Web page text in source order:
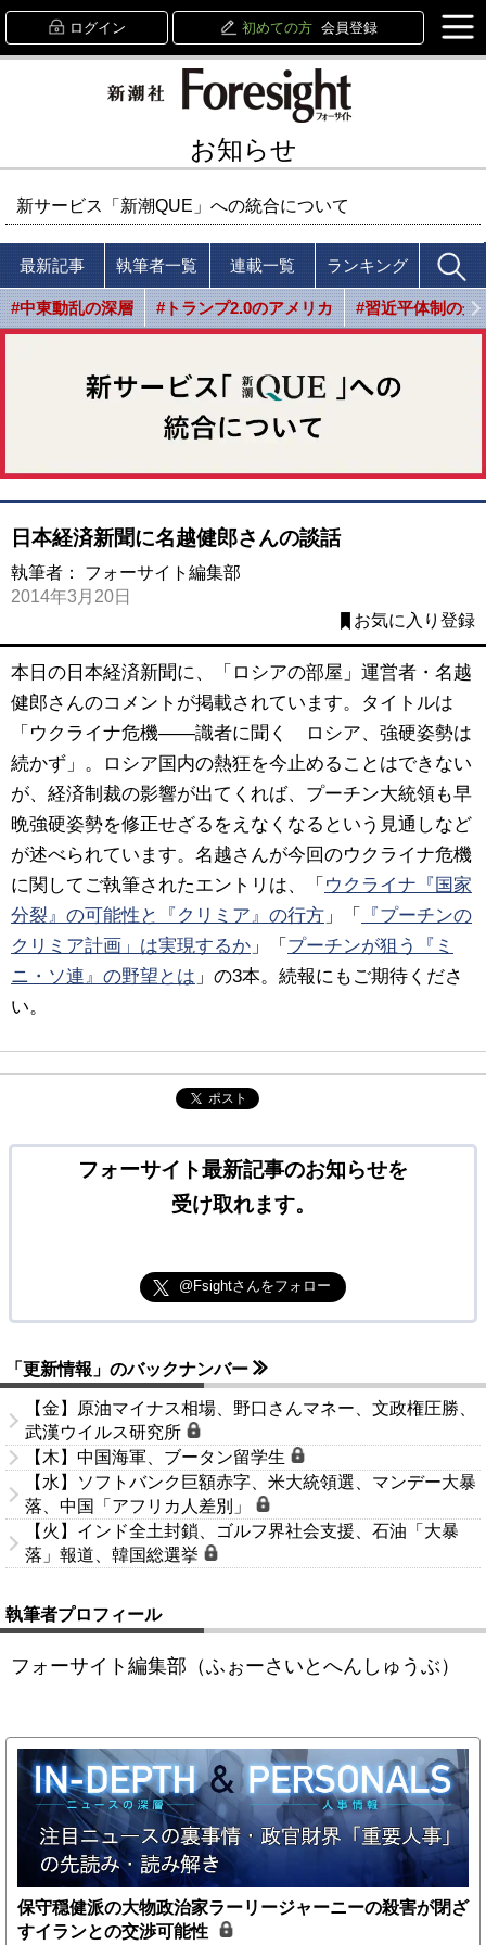
ログイン 初めての方 会員登録
お知らせ
新サービス「新潮QUE」への統合について
最新記事 執筆者一覧 連載一覧 ランキング
#中東動乱の深層 #トランプ2.0のアメリカ #習近平体制の光
日本経済新聞に名越健郎さんの談話
執筆者： フォーサイト編集部
2014年3月20日
お気に入り登録
本日の日本経済新聞に、「ロシアの部屋」運営者・名越
健郎さんのコメントが掲載されています。タイトルは
「ウクライナ危機――識者に聞く ロシア、強硬姿勢は
続かず」。ロシア国内の熱狂を今止めることはできない
が、経済制裁の影響が出てくれば、プーチン大統領も早
晩強硬姿勢を修正せざるをえなくなるという見通しなど
が述べられています。名越さんが今回のウクライナ危機
に関してご執筆されたエントリは、「 ウクライナ『国家
分裂』の可能性と『クリミア』の行方 」「
『プーチンの
クリミア計画」は実現するか 」「 プーチンが狙う『ミ
ニ・ソ連』の野望とは 」の3本。続報にもご期待くださ
い。
ポスト
フォーサイト最新記事のお知らせを
受け取れます。
@Fsightさんをフォロー
「更新情報」のバックナンバー
【金】原油マイナス相場、野口さんマネー、文政権圧勝、
武漢ウイルス研究所
【木】中国海軍、ブータン留学生
【水】ソフトバンク巨額赤字、米大統領選、マンデー大暴
落、中国「アフリカ人差別」
【火】インド全土封鎖、ゴルフ界社会支援、石油「大暴
落」報道、韓国総選挙
執筆者プロフィール
フォーサイト編集部（ふぉーさいとへんしゅうぶ）
保守穏健派の大物政治家ラーリージャーニーの殺害が閉ざ
すイランとの交渉可能性